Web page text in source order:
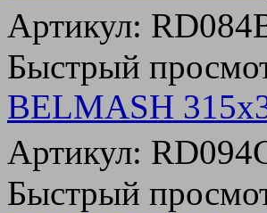
Артикул:
Быстрый
BELMASH
Артикул:
Быстрый